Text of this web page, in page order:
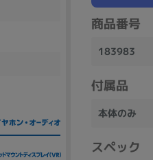
商品番号
183983
付属品
本体のみ
スペック